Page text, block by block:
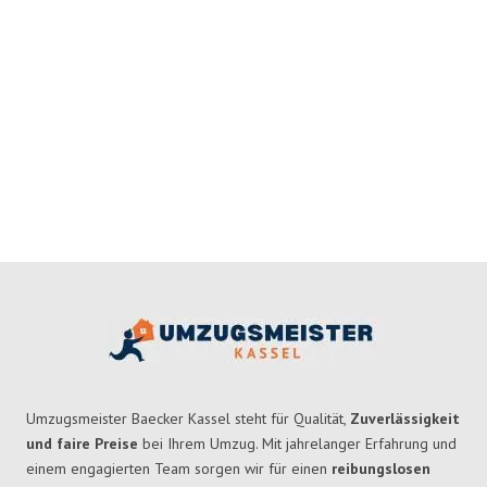
Umzugsmeister Baecker Kassel steht für Qualität, Zuverlässigkeit
und faire Preise bei Ihrem Umzug. Mit jahrelanger Erfahrung und
einem engagierten Team sorgen wir für einen reibungslosen